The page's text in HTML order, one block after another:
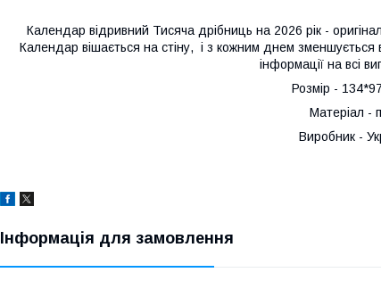
Календар відривний Тисяча дрібниць на 2026 рік -
Календар вішається на стіну, і з кожним днем зменшується
інформації на всі
Розмір -
Матеріал -
Виробник -
Інформація для замовлення